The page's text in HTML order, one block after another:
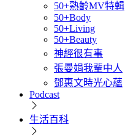
50+熟齡MV特輯
50+Body
50+Living
50+Beauty
神經很有事
張曼娟我輩中人
鄧惠文時光心蘊
Podcast
生活百科